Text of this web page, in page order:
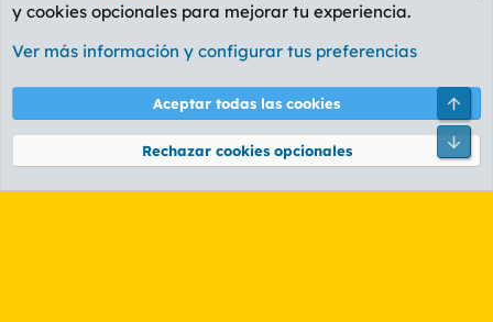
Etiquetas
Cookies
PL OLDSTYLE AMARILLO
Términos y reglas Política de privacidad Ayuda
Community platform by XenForo® © 2010-2026 XenForo Ltd.
y cookies opcionales para mejorar tu experiencia.
Ver más información y configurar tus preferencias
Aceptar todas las cookies
Rechazar cookies opcionales
Pie